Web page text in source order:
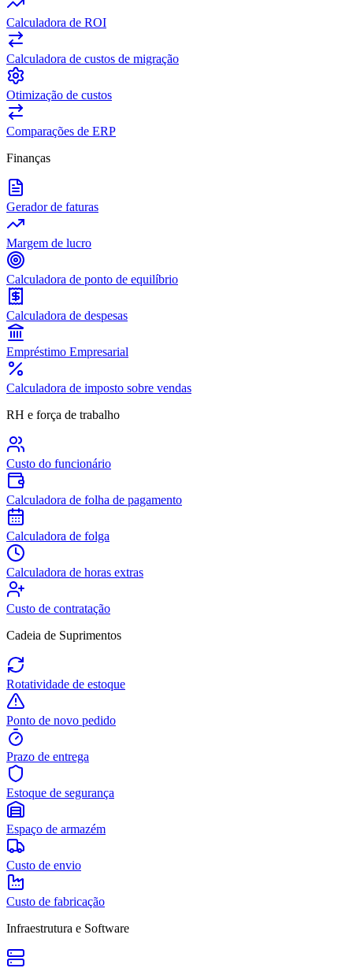
Calculadora de ROI
Calculadora de custos de migração
Otimização de custos
Comparações de ERP
Finanças
Gerador de faturas
Margem de lucro
Calculadora de ponto de equilíbrio
Calculadora de despesas
Empréstimo Empresarial
Calculadora de imposto sobre vendas
RH e força de trabalho
Custo do funcionário
Calculadora de folha de pagamento
Calculadora de folga
Calculadora de horas extras
Custo de contratação
Cadeia de Suprimentos
Rotatividade de estoque
Ponto de novo pedido
Prazo de entrega
Estoque de segurança
Espaço de armazém
Custo de envio
Custo de fabricação
Infraestrutura e Software